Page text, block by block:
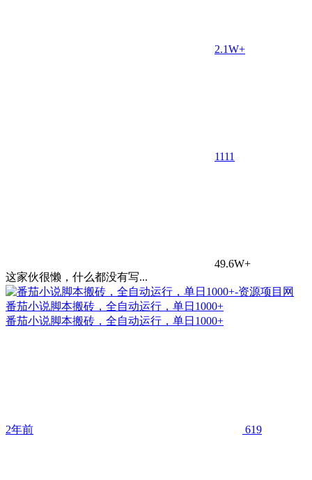
2.1W+
1111
49.6W+
这家伙很懒，什么都没有写...
番茄小说脚本搬砖，全自动运行，单日1000+
番茄小说脚本搬砖，全自动运行，单日1000+
2年前 619